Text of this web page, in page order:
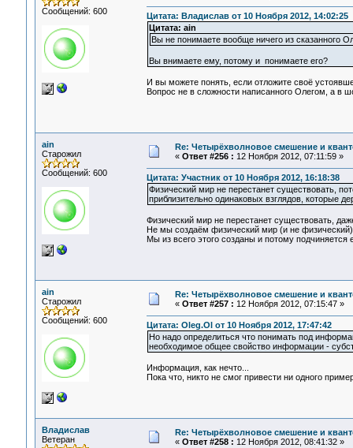
Сообщений: 600
Цитата: Владислав от 10 Ноября 2012, 14:02:25
Цитата: ain
Вы не понимаете вообще ничего из сказанного
Вы внимаете ему, потому и понимаете его?
И вы можете понять, если отложите своё
Вопрос не в сложности написанного Олегом, а в
ain
Старожил
Сообщений: 600
Re: Четырёхволновое смешение и
« Ответ #256 : 12 Ноября 2012, 07:11:59 »
Цитата: Участник от 10 Ноября 2012, 16:18:38
Физический мир не перестанет существовать,
приблизительно одинаковых взглядов, которые
Физический мир не перестанет существовать,
Не мы создаём физический мир (и не
Мы из всего этого созданы и потому подчиняется
ain
Старожил
Сообщений: 600
Re: Четырёхволновое смешение и
« Ответ #257 : 12 Ноября 2012, 07:15:47 »
Цитата: Oleg.Ol от 10 Ноября 2012, 17:47:42
Но надо определиться что понимать под
необходимое общее свойство информации -
Информация, как нечто...
Пока что, никто не смог привести ни одного
Владислав
Ветеран
Re: Четырёхволновое смешение и
« Ответ #258 : 12 Ноября 2012, 08:41:32 »